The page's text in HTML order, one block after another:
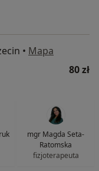
• Mapa
80 zł
mgr Magda Seta-
Ratomska
fizjoterapeuta